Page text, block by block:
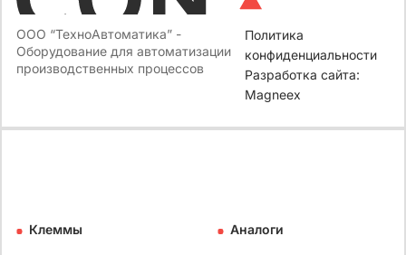
ООО “ТехноАвтоматика” -
Оборудование для автоматизации
производственных процессов
Политика
конфиденциальности
Разработка сайта:
Magneex
Клеммы Аналоги